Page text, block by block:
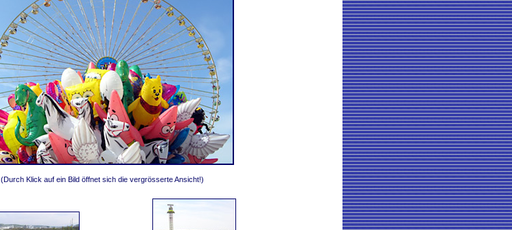
(Durch Klick auf ein Bild öffnet sich die vergrösserte Ansicht!)